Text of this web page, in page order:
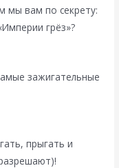
мы вам по секрету:
грёз»?
зажигательные
прыгать и